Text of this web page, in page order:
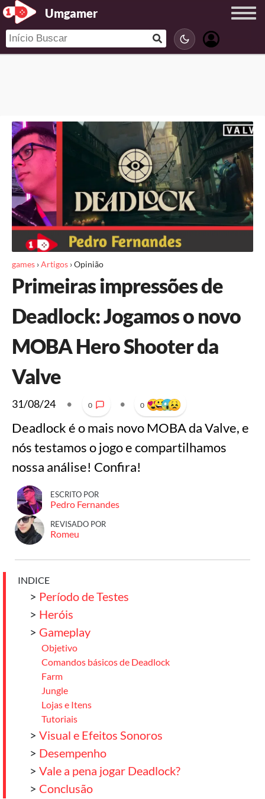
Umgamer
games ›Artigos ›Opinião
Primeiras impressões de
Deadlock: Jogamos o novo
MOBA Hero Shooter da
Valve
31/08/24 • 0 • 0
Deadlock é o mais novo MOBA da Valve, e
nós testamos o jogo e compartilhamos
nossa análise! Confira!
ESCRITO POR
Pedro Fernandes
REVISADO POR
Romeu
INDICE
> Período de Testes
> Heróis
> Gameplay
Objetivo
Comandos básicos de Deadlock
Farm
Jungle
Lojas e Itens
Tutoriais
> Visual e Efeitos Sonoros
> Desempenho
> Vale a pena jogar Deadlock?
> Conclusão